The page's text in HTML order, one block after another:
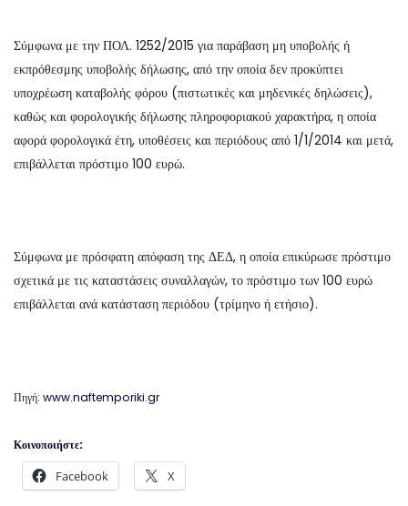
Σύμφωνα με την ΠΟΛ. 1252/2015 για παράβαση μη υποβολής ή
εκπρόθεσμης υποβολής δήλωσης, από την οποία δεν προκύπτει
υποχρέωση καταβολής φόρου (πιστωτικές και μηδενικές δηλώσεις),
καθώς και φορολογικής δήλωσης πληροφοριακού χαρακτήρα, η οποία
αφορά φορολογικά έτη, υποθέσεις και περιόδους από 1/1/2014 και μετά,
επιβάλλεται πρόστιμο 100 ευρώ.
Σύμφωνα με πρόσφατη απόφαση της ΔΕΔ, η οποία επικύρωσε πρόστιμο
σχετικά με τις καταστάσεις συναλλαγών, το πρόστιμο των 100 ευρώ
επιβάλλεται ανά κατάσταση περιόδου (τρίμηνο ή ετήσιο).
Πηγή: www.naftemporiki.gr
Κοινοποιήστε:
Facebook X